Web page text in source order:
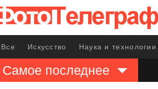
Все Искусство Наука и технологии
Самое последнее